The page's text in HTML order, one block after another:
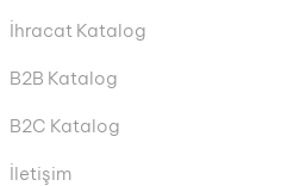
İhracat Katalog
B2B Katalog
B2C Katalog
İletişim